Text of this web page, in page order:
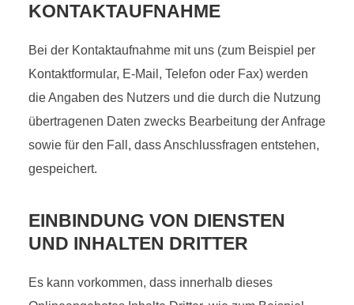
KONTAKTAUFNAHME
Bei der Kontaktaufnahme mit uns (zum Beispiel per
Kontaktformular, E-Mail, Telefon oder Fax) werden
die Angaben des Nutzers und die durch die Nutzung
übertragenen Daten zwecks Bearbeitung der Anfrage
sowie für den Fall, dass Anschlussfragen entstehen,
gespeichert.
EINBINDUNG VON DIENSTEN
UND INHALTEN DRITTER
Es kann vorkommen, dass innerhalb dieses